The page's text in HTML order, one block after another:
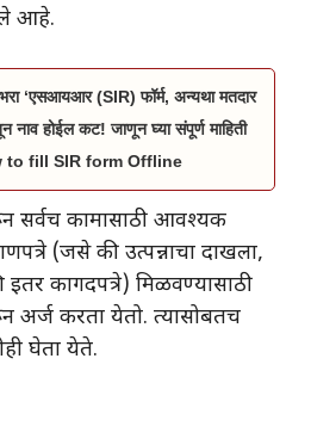
आहे.
‘एसआयआर (SIR) फॉर्म, अन्यथा मतदार
नाव होईल कट! जाणून घ्या संपूर्ण माहिती
to fill SIR form Offline
सर्वच कामासाठी आवश्यक
(जसे की उत्पन्नाचा दाखला,
इतर कागदपत्रे) मिळवण्यासाठी
अर्ज करता येतो. त्यासोबतच
घेता येते.